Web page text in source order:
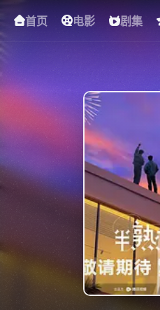
首页 电影 剧集
下载客户端